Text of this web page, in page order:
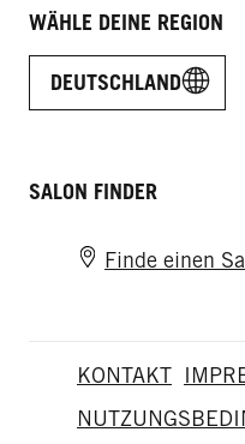
WÄHLE DEINE REGION
DEUTSCHLAND
SALON FINDER
Finde einen
KONTAKT